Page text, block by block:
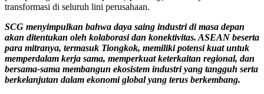
transformasi di seluruh lini perusahaan.
SCG menyimpulkan bahwa daya saing industri di masa depan
akan ditentukan oleh kolaborasi dan konektivitas. ASEAN beserta
para mitranya, termasuk Tiongkok, memiliki potensi kuat untuk
memperdalam kerja sama, memperkuat keterkaitan regional, dan
bersama-sama membangun ekosistem industri yang tangguh serta
berkelanjutan dalam ekonomi global yang terus berkembang.